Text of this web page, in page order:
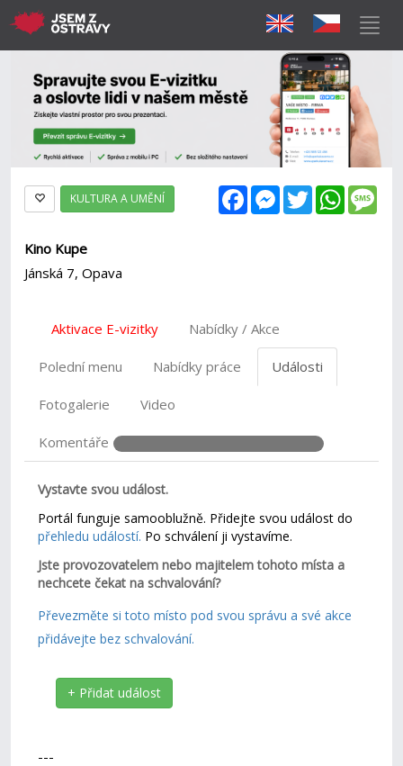
FacebookMessenger
Twitter
KULTURA A UMĚNÍ
Kino Kupe
Jánská 7, Opava
Aktivace E-vizitky Nabídky / Akce
Polední menu Nabídky práce Události
Fotogalerie Video
Komentáře
Vystavte svou událost.
Portál funguje samooblužně. Přidejte svou událost do
přehledu událostí. Po schválení ji vystavíme.
Jste provozovatelem nebo majitelem tohoto místa a
nechcete čekat na schvalování?
Převezměte si toto místo pod svou správu a své akce
přidávejte bez schvalování.
+ Přidat událost
---